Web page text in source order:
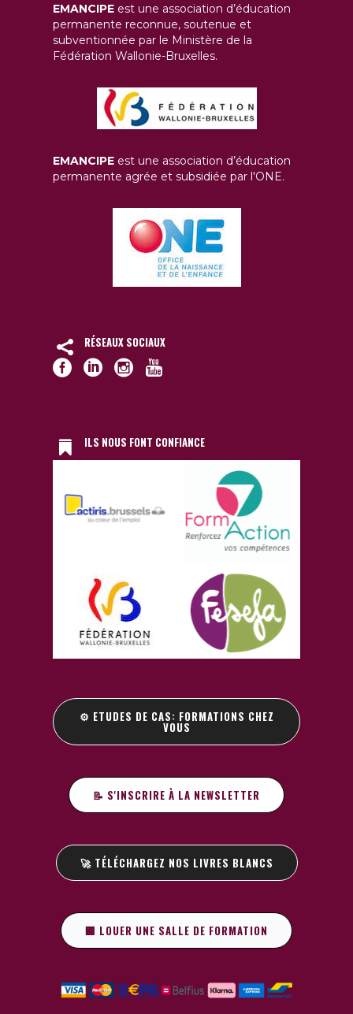
EMANCIPE est une association d’éducation
permanente reconnue, soutenue et
subventionnée par le Ministère de la
Fédération Wallonie-Bruxelles.
EMANCIPE est une association d’éducation
permanente agrée et subsidiée par l'ONE.
RÉSEAUX SOCIAUX
ILS NOUS FONT CONFIANCE
⚙️ ETUDES DE CAS: FORMATIONS CHEZ
VOUS
📝 S'INSCRIRE À LA NEWSLETTER
🚀 TÉLÉCHARGEZ NOS LIVRES BLANCS
🏢 LOUER UNE SALLE DE FORMATION